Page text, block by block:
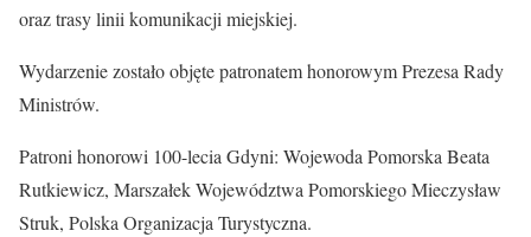
oraz trasy linii komunikacji miejskiej.
Wydarzenie zostało objęte patronatem honorowym Prezesa Rady
Ministrów.
Patroni honorowi 100-lecia Gdyni: Wojewoda Pomorska Beata
Rutkiewicz, Marszałek Województwa Pomorskiego Mieczysław
Struk, Polska Organizacja Turystyczna.